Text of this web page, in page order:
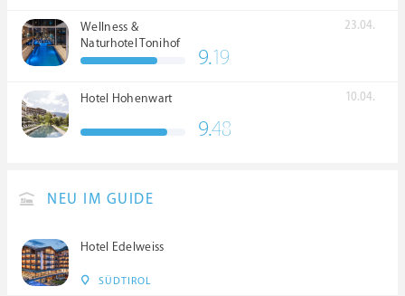
Wellness &
Naturhotel Tonihof
****S
23.04.
9.19
Hotel Hohenwart 10.04.
9.48
NEU IM GUIDE
Hotel Edelweiss
SÜDTIROL